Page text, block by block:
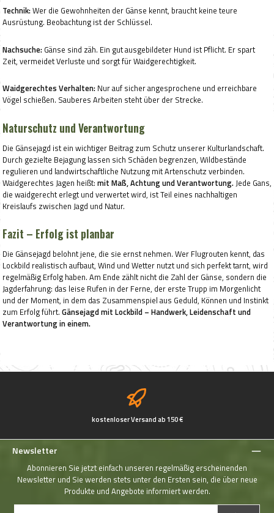
Technik:Wer die Gewohnheiten der Gänse kennt, braucht keine teure
Ausrüstung. Beobachtung ist der Schlüssel.
Nachsuche: Gänse sind zäh. Ein gut ausgebildeter Hund ist Pflicht. Er spart
Zeit, vermeidet Verluste und sorgt für Waidgerechtigkeit.
Waidgerechtes Verhalten: Nur auf sicher angesprochene und erreichbare
Vögel schießen. Sauberes Arbeiten steht über der Strecke.
Naturschutz und Verantwortung
Die Gänsejagd ist ein wichtiger Beitrag zum Schutz unserer Kulturlandschaft.
Durch gezielte Bejagung lassen sich Schäden begrenzen, Wildbestände
regulieren und landwirtschaftliche Nutzung mit Artenschutz verbinden.
Waidgerechtes Jagen heißt: mit Maß, Achtung und Verantwortung. Jede Gans,
die waidgerecht erlegt und verwertet wird, ist Teil eines nachhaltigen
Kreislaufs zwischen Jagd und Natur.
Fazit – Erfolg ist planbar
Die Gänsejagd belohnt jene, die sie ernst nehmen. Wer Flugrouten kennt, das
Lockbild realistisch aufbaut, Wind und Wetter nutzt und sich perfekt tarnt, wird
regelmäßig Erfolg haben. Am Ende zählt nicht die Zahl der Gänse, sondern die
Jagderfahrung: das leise Rufen in der Ferne, der erste Trupp im Morgenlicht
und der Moment, in dem das Zusammenspiel aus Geduld, Können und Instinkt
zum Erfolg führt. Gänsejagd mit Lockbild – Handwerk, Leidenschaft und
Verantwortung in einem.
kostenloser Versand ab 150 €
Newsletter
Abonnieren Sie jetzt einfach unseren regelmäßig erscheinenden
Newsletter und Sie werden stets unter den Ersten sein, die über neue
Produkte und Angebote informiert werden.